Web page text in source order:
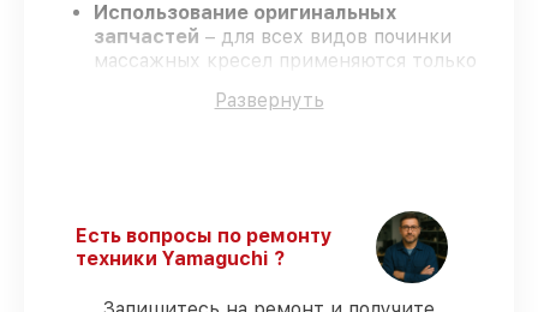
Использование оригинальных
запчастей – для всех видов починки
массажных кресел применяются только
Сертифицированные инженеры
сроки.
Сервис с гарантией
– официальная
Развернуть
Есть вопросы по ремонту
техники Yamaguchi ?